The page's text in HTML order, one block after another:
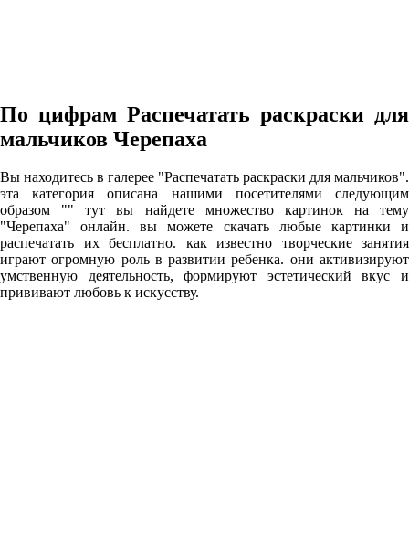
По цифрам Распечатать раскраски для
мальчиков Черепаха
Вы находитесь в галерее "Распечатать раскраски для мальчиков".
эта категория описана нашими посетителями следующим
образом "" тут вы найдете множество картинок на тему
"Черепаха" онлайн. вы можете скачать любые картинки и
распечатать их бесплатно. как известно творческие занятия
играют огромную роль в развитии ребенка. они активизируют
умственную деятельность, формируют эстетический вкус и
прививают любовь к искусству.